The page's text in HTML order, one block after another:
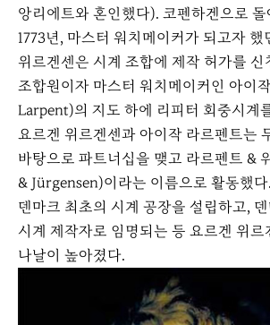
앙리에트와 혼인했다). 코펜하겐으로 돌
1773년, 마스터 워치메이커가 되고자 했
위르겐센은 시계 조합에 제작 허가를 신
조합원이자 마스터 워치메이커인 아이
Larpent)의 지도 하에 리피터 회중시계
요르겐 위르겐센과 아이작 라르펜트는
바탕으로 파트너십을 맺고 라르펜트 &
& Jürgensen)이라는 이름으로 활동했
덴마크 최초의 시계 공장을 설립하고,
시계 제작자로 임명되는 등 요르겐 위르
나날이 높아졌다.